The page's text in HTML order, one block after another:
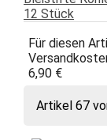
12 Stück
Für diesen
6,90 €
Artikel 67